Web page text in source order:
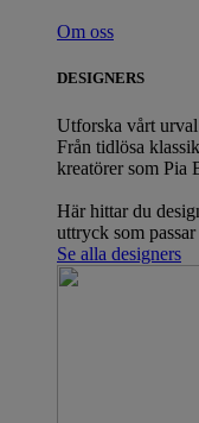
Om oss
DESIGNERS
Utforska vårt urval
Från tidlösa
kreatörer som Pia
Här hittar du
uttryck som
Se alla designers